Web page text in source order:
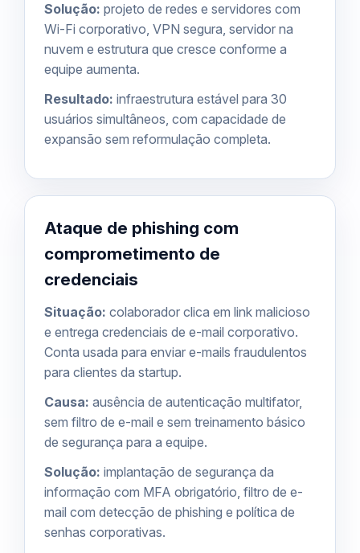
Solução: projeto de redes e servidores com
Wi-Fi corporativo, VPN segura, servidor na
nuvem e estrutura que cresce conforme a
equipe aumenta.
Resultado: infraestrutura estável para 30
usuários simultâneos, com capacidade de
expansão sem reformulação completa.
Ataque de phishing com
comprometimento de
credenciais
Situação: colaborador clica em link malicioso
e entrega credenciais de e-mail corporativo.
Conta usada para enviar e-mails fraudulentos
para clientes da startup.
Causa: ausência de autenticação multifator,
sem filtro de e-mail e sem treinamento básico
de segurança para a equipe.
Solução: implantação de segurança da
informação com MFA obrigatório, filtro de e-
mail com detecção de phishing e política de
senhas corporativas.